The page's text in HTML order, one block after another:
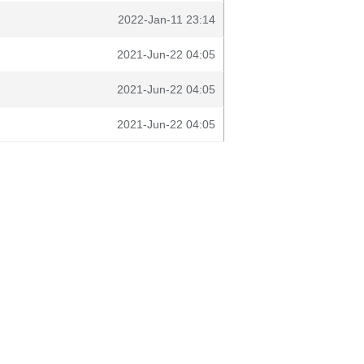
2022-Jan-11 23:14
2021-Jun-22 04:05
2021-Jun-22 04:05
2021-Jun-22 04:05